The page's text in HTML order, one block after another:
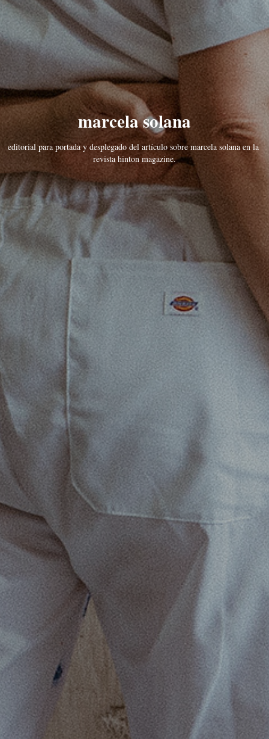
marcela solana
editorial para portada y desplegado del artículo sobre marcela solana en la
revista hinton magazine.